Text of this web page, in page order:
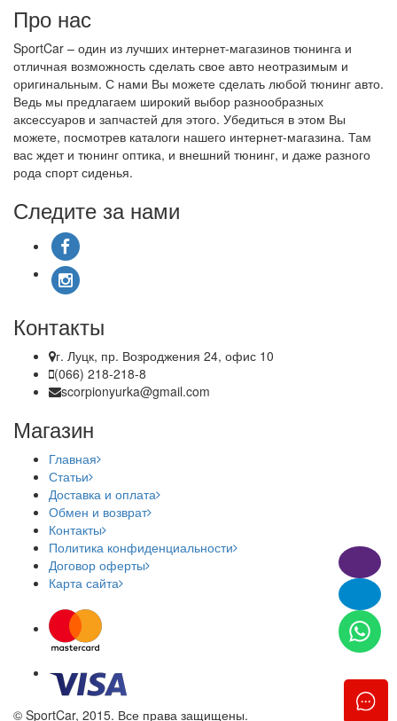
Про нас
SportCar – один из лучших интернет-магазинов тюнинга и
отличная возможность сделать свое авто неотразимым и
оригинальным. С нами Вы можете сделать любой тюнинг авто.
Ведь мы предлагаем широкий выбор разнообразных
аксессуаров и запчастей для этого. Убедиться в этом Вы
можете, посмотрев каталоги нашего интернет-магазина. Там
вас ждет и тюнинг оптика, и внешний тюнинг, и даже разного
рода спорт сиденья.
Следите за нами
Контакты
г. Луцк, пр. Возроджения 24, офис 10
(066) 218-218-8
scorpionyurka@gmail.com
Магазин
Главная
Статьи
Доставка и оплата
Обмен и возврат
Контакты
Политика конфиденциальности
Договор оферты
Карта сайта
© SportCar, 2015. Все права защищены.